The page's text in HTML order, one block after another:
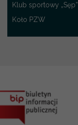
Klub sportowy „Sęp”
Koło PZW